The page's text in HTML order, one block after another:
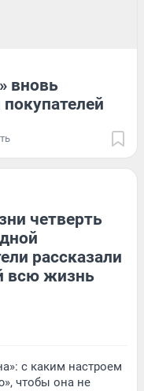
вновь
четверть
рассказали
всю жизнь
с каким настроем
чтобы она не